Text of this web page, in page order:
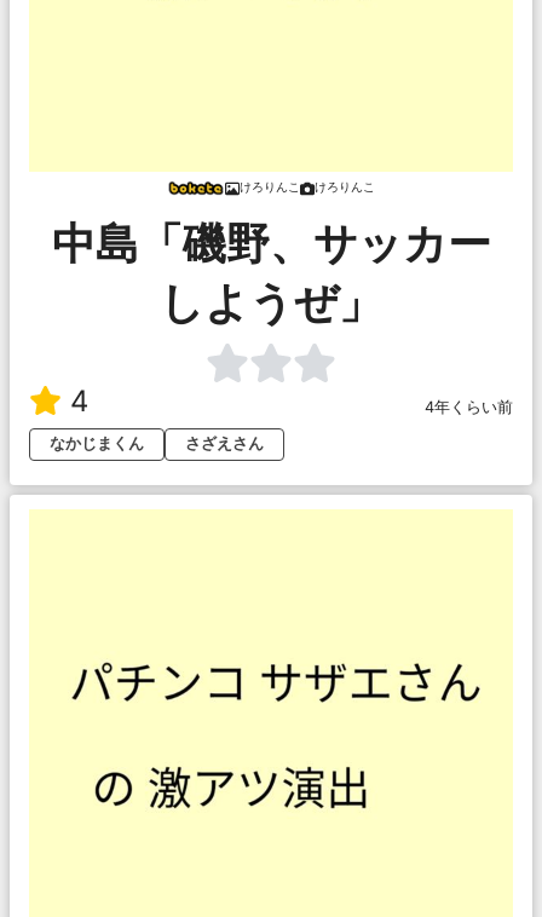
けろりんこ けろりんこ
中島「磯野、サッカー
しようぜ」
4
4年くらい前
なかじまくん
さざえさん